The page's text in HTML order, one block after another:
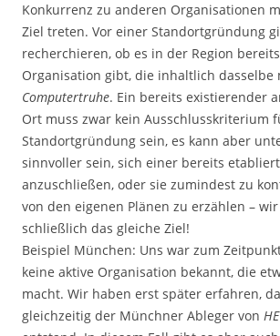
Konkurrenz zu anderen Organisationen
Ziel treten. Vor einer Standortgründung
recherchieren, ob es in der Region
Organisation gibt, die inhaltlich dasselbe
Computertruhe. Ein bereits existierender
Ort muss zwar kein Ausschlusskriterium
Standortgründung sein, es kann aber
sinnvoller sein, sich einer bereits
anzuschließen, oder sie zumindest zu
von den eigenen Plänen zu erzählen –
schließlich das gleiche Ziel!
Beispiel München: Uns war zum
keine aktive Organisation bekannt, die
macht. Wir haben erst später erfahren,
gleichzeitig der Münchner Ableger von